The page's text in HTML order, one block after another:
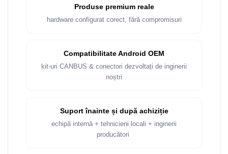
Produse premium reale
hardware configurat corect, fără compromisuri
Compatibilitate Android OEM
kit-uri CANBUS & conectori dezvoltați de inginerii
noștri
Suport înainte și după achiziție
echipă internă + tehnicieni locali + inginerii
producători